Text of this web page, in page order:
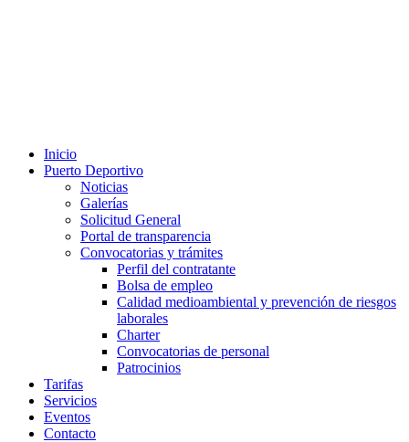
Inicio
Puerto Deportivo
Noticias
Galerías
Solicitud General
Portal de transparencia
Convocatorias y trámites
Perfil del contratante
Bolsa de empleo
Calidad medioambiental y prevención de riesgos
laborales
Charter
Convocatorias de personal
Patrocinios
Tarifas
Servicios
Eventos
Contacto